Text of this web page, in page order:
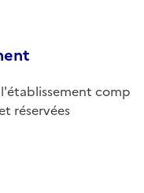
comp
réservées